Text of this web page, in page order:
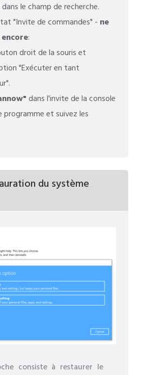
dans le champ de recherche.
"Invite de commandes" - ne
:
droit de la souris et
"Exécuter en tant
dans l'invite de la console
programme et suivez les
du système
consiste à restaurer le